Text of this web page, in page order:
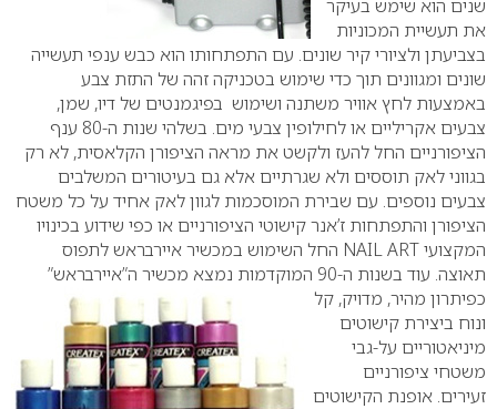
שנים הוא שימש בעיקר
את תעשיית המכוניות
בצביעתן ולציורי קיר שונים. עם התפתחותו הוא כבש ענפי תעשייה
שונים ומגוונים תוך כדי שימוש בטכניקה זהה של התזת צבע
באמצעות לחץ אוויר משתנה ושימוש בפיגמנטים של דיו, שמן,
צבעים אקריליים או לחילופין צבעי מים.
בשלהי שנות ה-80 ענף
הציפורניים החל להעז ולקשט את מראה הציפורן הקלאסית, לא רק
בגווני לאק תוססים ולא שגרתיים אלא גם בעיטורים המשלבים
צבעים נוספים. עם שבירת המוסכמות לגוון לאק אחיד על כל משטח
הציפורן והתפתחות ז’אנר קישוטי הציפורניים או כפי שידוע בכינויו
המקצועיNAIL ART החל השימוש במכשיר איירבראש לתפוס
תאוצה. עוד בשנות ה-90 המוקדמות נמצא מכשיר ה”איירבראש”
כפיתרון מהיר, מדויק, קל
ונוח ביצירת קישוטים
מיניאטוריים על-גבי
משטחי ציפורניים
זעירים. אופנת הקישוטים